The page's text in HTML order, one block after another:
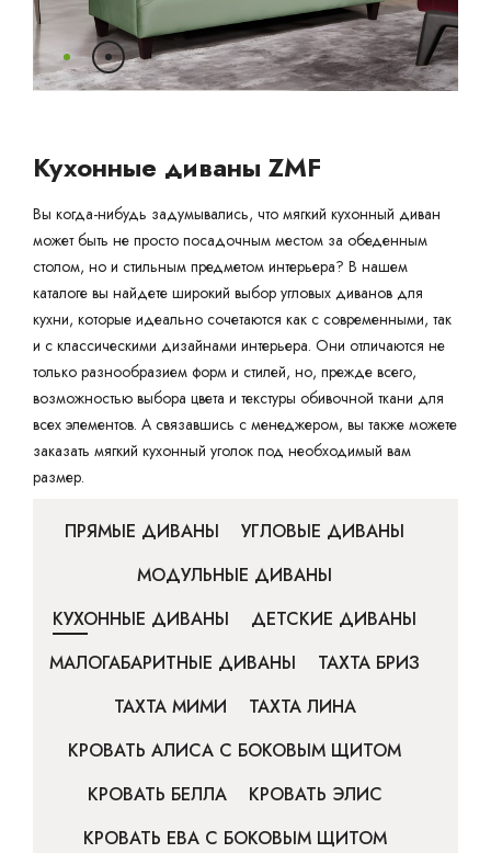
Ваш город: Гомель Брест Гродно
Могилев
Сморгонь
Кухонные диваны ZMF
Вы когда-нибудь задумывались, что мягкий кухонный диван
может быть не просто посадочным местом за обеденным
столом, но и стильным предметом интерьера? В нашем
каталоге вы найдете широкий выбор угловых диванов для
кухни, которые идеально сочетаются как с современными, так
и с классическими дизайнами интерьера. Они отличаются не
только разнообразием форм и стилей, но, прежде всего,
возможностью выбора цвета и текстуры обивочной ткани для
всех элементов. А связавшись с менеджером, вы также можете
заказать мягкий кухонный уголок под необходимый вам
размер.
ПРЯМЫЕ ДИВАНЫ
УГЛОВЫЕ ДИВАНЫ
МОДУЛЬНЫЕ ДИВАНЫ
КУХОННЫЕ ДИВАНЫ
ДЕТСКИЕ ДИВАНЫ
МАЛОГАБАРИТНЫЕ ДИВАНЫ
ТАХТА БРИЗ
ТАХТА МИМИ
ТАХТА ЛИНА
КРОВАТЬ АЛИСА С БОКОВЫМ ЩИТОМ
КРОВАТЬ БЕЛЛА
КРОВАТЬ ЭЛИС
КРОВАТЬ ЕВА С БОКОВЫМ ЩИТОМ